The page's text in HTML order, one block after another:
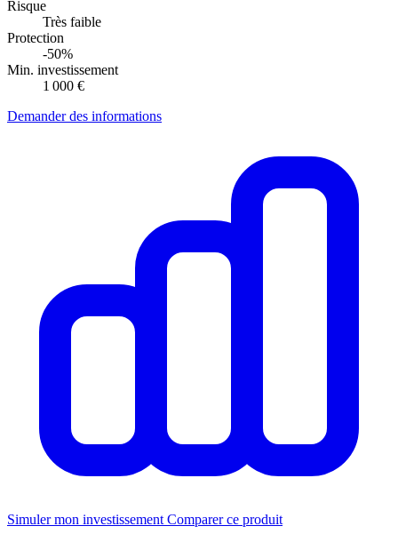
Risque
Très faible
Protection
-50%
Min. investissement
1 000 €
Demander des informations
Simuler mon investissement Comparer ce produit